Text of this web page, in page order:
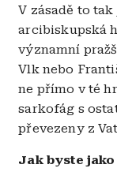
V zásadě to
arcibiskupská
významní
Vlk nebo
ne přímo v té
sarkofág s
převezeny z
Jak byste